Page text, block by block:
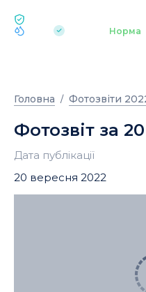
| Норма
Головна Фотозвіти
Фотозвіт за
Дата публікації
20 вересня 2022